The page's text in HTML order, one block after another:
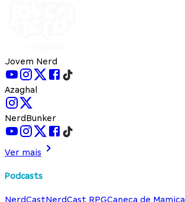
Jovem Nerd
Azaghal
NerdBunker
Ver mais
Podcasts
NerdCastNerdCast RPGCaneca de